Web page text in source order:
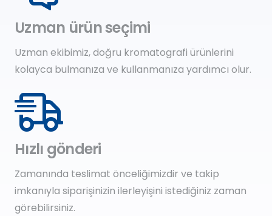
Uzman ürün seçimi
Uzman ekibimiz, doğru kromatografi ürünlerini
kolayca bulmanıza ve kullanmanıza yardımcı olur.
Hızlı gönderi
Zamanında teslimat önceliğimizdir ve takip
imkanıyla siparişinizin ilerleyişini istediğiniz zaman
görebilirsiniz.